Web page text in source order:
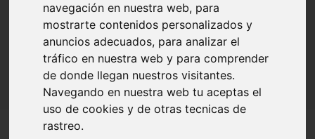
navegación en nuestra web, para
mostrarte contenidos personalizados y
anuncios adecuados, para analizar el
tráfico en nuestra web y para comprender
de donde llegan nuestros visitantes.
Navegando en nuestra web tu aceptas el
uso de cookies y de otras tecnicas de
rastreo.
ALQUILAR AMIGO
Inicio Amigos Valencia Abdel Charraf